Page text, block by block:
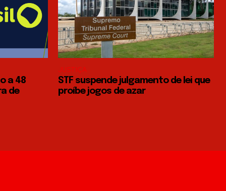
a 48
de
JUSTIÇA
STF suspende julgamento de lei que
proíbe jogos de azar